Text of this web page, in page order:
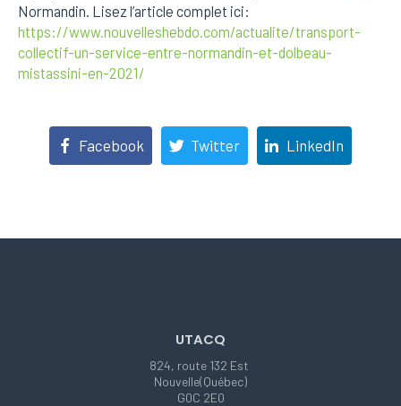
Normandin. Lisez l’article complet ici:
https://www.nouvelleshebdo.com/actualite/transport-
collectif-un-service-entre-normandin-et-dolbeau-
mistassini-en-2021/
Facebook Twitter LinkedIn
UTACQ
824, route 132 Est
Nouvelle(Québec)
G0C 2E0